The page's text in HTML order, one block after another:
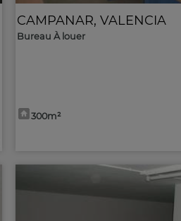
CAMPANAR, VALENCIA
Bureau À louer
300m²